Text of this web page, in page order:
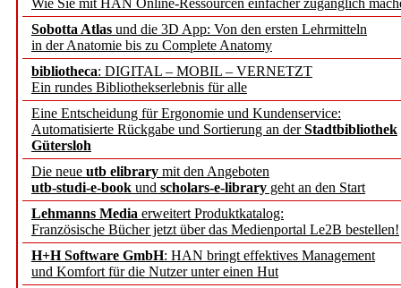
Wie Sie mit HAN Online-Ressourcen einfacher zugänglich
Sobotta Atlas und die 3D App: Von den ersten Lehrmitteln
in der Anatomie bis zu Complete Anatomy
bibliotheca: DIGITAL – MOBIL – VERNETZT
Ein rundes Bibliothekserlebnis für alle
Eine Entscheidung für Ergonomie und Kundenservice:
Automatisierte Rückgabe und Sortierung an derStadtbibliothek
Gütersloh
Die neue utb elibrary mit den Angeboten
utb-studi-e-book und scholars-e-library geht an den Start
Lehmanns Media erweitert Produktkatalog:
Französische Bücher jetzt über das Medienportal Le2B bestellen!
H+H Software GmbH: HAN bringt effektives Management
und Komfort für die Nutzer unter einen Hut
Francke Attempto
EBSCO Information
Recherchefunktionen in
Sorbisches Institut neu
Geschichte und
Künstliche Intelligenz
besser zu verstehen